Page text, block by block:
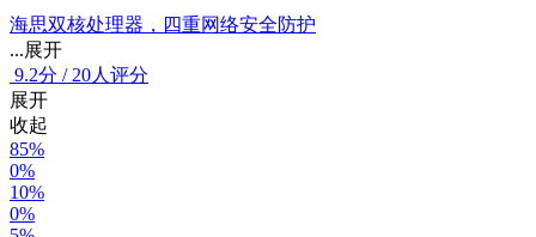
海思双核处理器，四重网络安全防护
...展开
9.2分 / 20人评分
展开
收起
85%
0%
10%
0%